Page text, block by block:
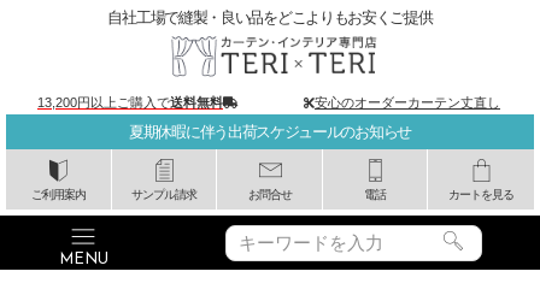
夏期休暇に伴う出荷スケジュールのお知らせ
ご利用案内 サンプル請求 お問合せ 電話 カートを見る
自社工場で縫製・良い品をどこよりもお安くご提供
13,200円以上ご購入で送料無料 安心のオーダーカーテン丈直し